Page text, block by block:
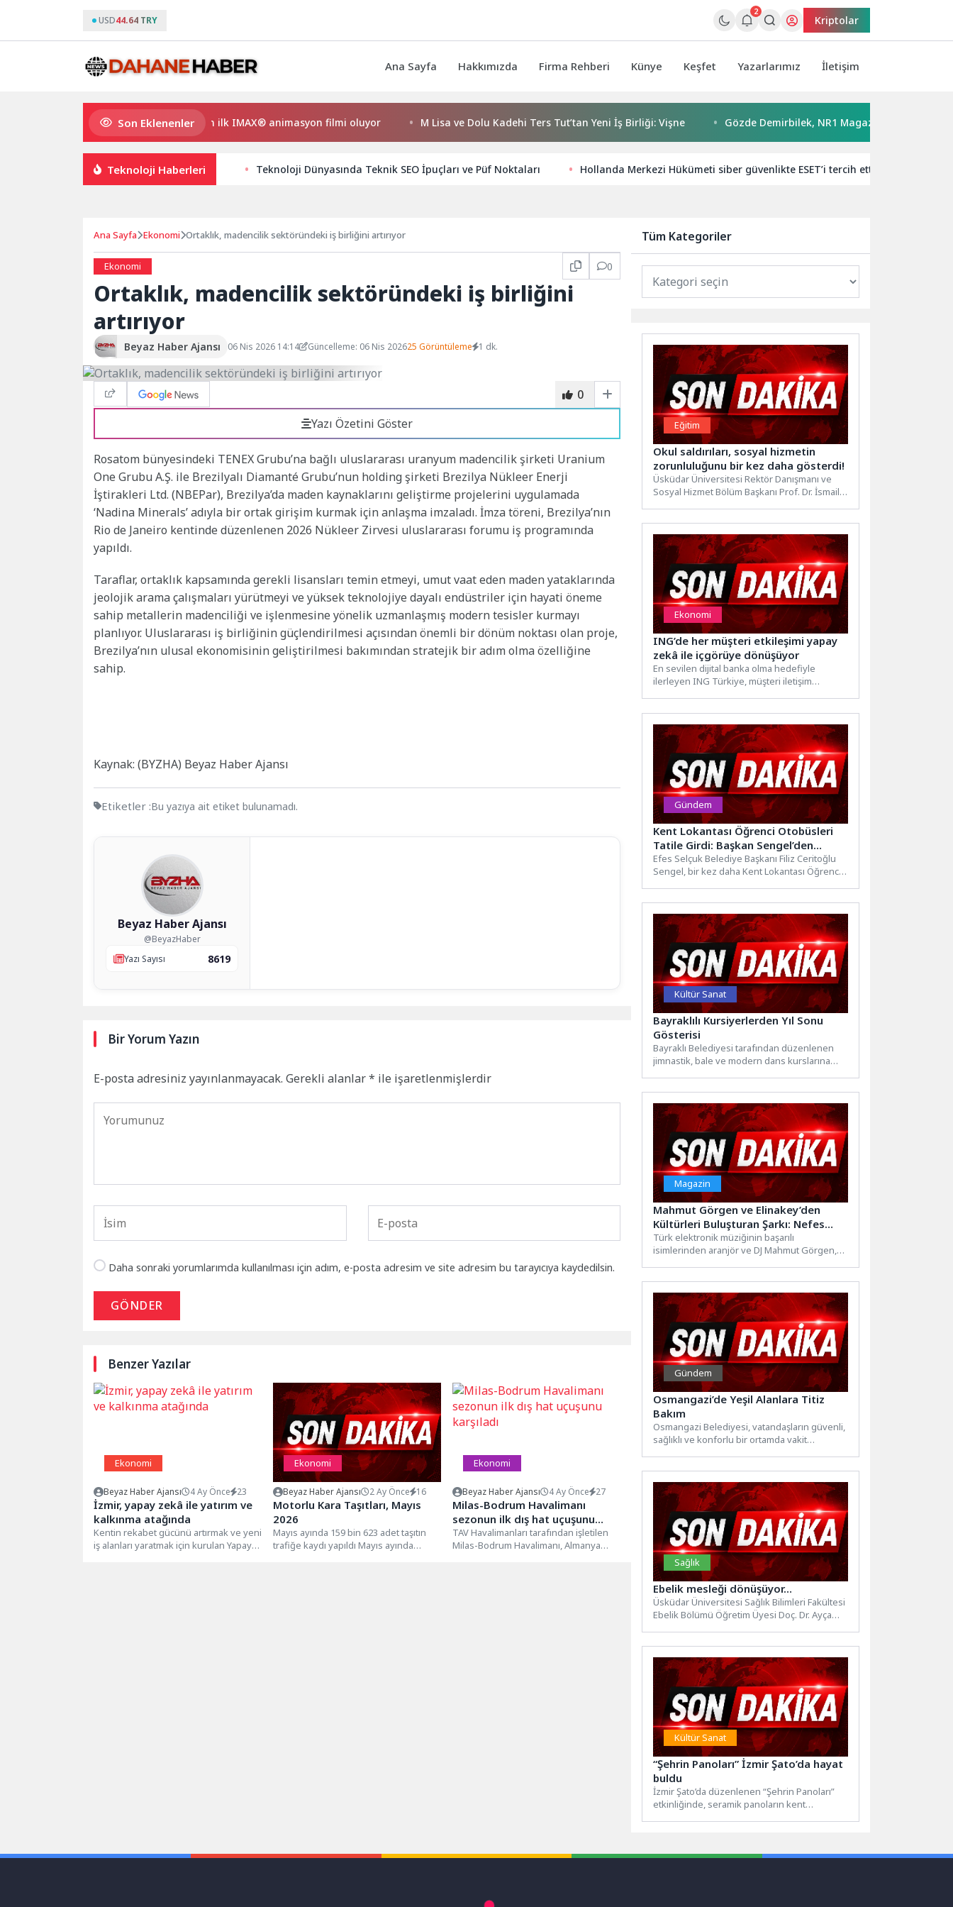
USD44.64 TRY
2
Kriptolar
Ana Sayfa Hakkımızda Firma Rehberi Künye Keşfet Yazarlarımız İletişim
Son Eklenenler
Gupi ve Gülmeyen Kral Türkiye’nin ilk IMAX® animasyon filmi oluyor M Lisa ve Dolu Kadehi Ters Tut’tan Yeni İş Birliği: Vişne Gözde Demirbilek, NR1 Magazin’de: ‘Son assolist
Teknoloji Haberleri Teknoloji Dünyasında Teknik SEO İpuçları ve Püf Noktaları Hollanda Merkezi Hükümeti siber güvenlikte ESET’i tercih etti
Ana Sayfa Ekonomi Ortaklık, madencilik sektöründeki iş birliğini artırıyor
Ekonomi 0
Ortaklık, madencilik sektöründeki iş birliğini
artırıyor
Beyaz Haber Ajansı 06 Nis 2026 14:14 Güncelleme: 06 Nis 202625 Görüntüleme 1 dk.
0
Yazı Özetini Göster
Rosatom bünyesindeki TENEX Grubu’na bağlı uluslararası uranyum madencilik şirketi Uranium
One Grubu A.Ş. ile Brezilyalı Diamanté Grubu’nun holding şirketi Brezilya Nükleer Enerji
İştirakleri Ltd. (NBEPar), Brezilya’da maden kaynaklarını geliştirme projelerini uygulamada
‘Nadina Minerals’ adıyla bir ortak girişim kurmak için anlaşma imzaladı. İmza töreni, Brezilya’nın
Rio de Janeiro kentinde düzenlenen 2026 Nükleer Zirvesi uluslararası forumu iş programında
yapıldı.
Taraflar, ortaklık kapsamında gerekli lisansları temin etmeyi, umut vaat eden maden yataklarında
jeolojik arama çalışmaları yürütmeyi ve yüksek teknolojiye dayalı endüstriler için hayati öneme
sahip metallerin madenciliği ve işlenmesine yönelik uzmanlaşmış modern tesisler kurmayı
planlıyor. Uluslararası iş birliğinin güçlendirilmesi açısından önemli bir dönüm noktası olan proje,
Brezilya’nın ulusal ekonomisinin geliştirilmesi bakımından stratejik bir adım olma özelliğine
sahip.
Kaynak: (BYZHA) Beyaz Haber Ajansı
Etiketler :Bu yazıya ait etiket bulunamadı.
Beyaz Haber Ajansı
@BeyazHaber
Yazı Sayısı
8619
Bir Yorum Yazın
E-posta adresiniz yayınlanmayacak. Gerekli alanlar* ile işaretlenmişlerdir
Daha sonraki yorumlarımda kullanılması için adım, e-posta adresim ve site adresim bu tarayıcıya kaydedilsin.
GÖNDER
Benzer Yazılar
Ekonomi
Beyaz Haber Ajansı 4 Ay Önce 23
İzmir, yapay zekâ ile yatırım ve
kalkınma atağında
Kentin rekabet gücünü artırmak ve yeni
iş alanları yaratmak için kurulan Yapay
Ekonomi
Beyaz Haber Ajansı 2 Ay Önce 16
Motorlu Kara Taşıtları, Mayıs
2026
Mayıs ayında 159 bin 623 adet taşıtın
trafiğe kaydı yapıldı Mayıs ayında
Ekonomi
Beyaz Haber Ajansı 4 Ay Önce 27
Milas-Bodrum Havalimanı
sezonun ilk dış hat uçuşunu
karşıladı
TAV Havalimanları tarafından işletilen
Milas-Bodrum Havalimanı, Almanya
Tüm Kategoriler
Eğitim
Okul saldırıları, sosyal hizmetin
zorunluluğunu bir kez daha gösterdi!
Üsküdar Üniversitesi Rektör Danışmanı ve
Sosyal Hizmet Bölüm Başkanı Prof. Dr. İsmail
Ekonomi
ING’de her müşteri etkileşimi yapay
zekâ ile içgörüye dönüşüyor
En sevilen dijital banka olma hedefiyle
ilerleyen ING Türkiye, müşteri iletişim
Gündem
Kent Lokantası Öğrenci Otobüsleri
Tatile Girdi: Başkan Sengel’den
Öğrencilere Tatil Mesajı
Efes Selçuk Belediye Başkanı Filiz Ceritoğlu
Sengel, bir kez daha Kent Lokantası Öğrenci
Kültür Sanat
Bayraklılı Kursiyerlerden Yıl Sonu
Gösterisi
Bayraklı Belediyesi tarafından düzenlenen
jimnastik, bale ve modern dans kurslarına
Magazin
Mahmut Görgen ve Elinakey’den
Kültürleri Buluşturan Şarkı: Nefes
Çektim
Türk elektronik müziğinin başarılı
isimlerinden aranjör ve DJ Mahmut Görgen,
Gündem
Osmangazi’de Yeşil Alanlara Titiz
Bakım
Osmangazi Belediyesi, vatandaşların güvenli,
sağlıklı ve konforlu bir ortamda vakit
Sağlık
Ebelik mesleği dönüşüyor…
Üsküdar Üniversitesi Sağlık Bilimleri Fakültesi
Ebelik Bölümü Öğretim Üyesi Doç. Dr. Ayça
Kültür Sanat
“Şehrin Panoları” İzmir Şato’da hayat
buldu
İzmir Şato’da düzenlenen “Şehrin Panoları”
etkinliğinde, seramik panoların kent